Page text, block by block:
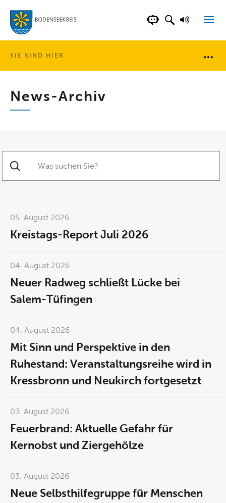
LANDKREISCHATBOT DER
SUCHFELD
SIE SIND HIER
News-Archiv
05. August 2026
Kreistags-Report Juli 2026
04. August 2026
Neuer Radweg schließt Lücke bei
Salem-Tüfingen
04. August 2026
Mit Sinn und Perspektive in den
Ruhestand: Veranstaltungsreihe wird in
Kressbronn und Neukirch fortgesetzt
03. August 2026
Feuerbrand: Aktuelle Gefahr für
Kernobst und Ziergehölze
03. August 2026
Neue Selbsthilfegruppe für Menschen